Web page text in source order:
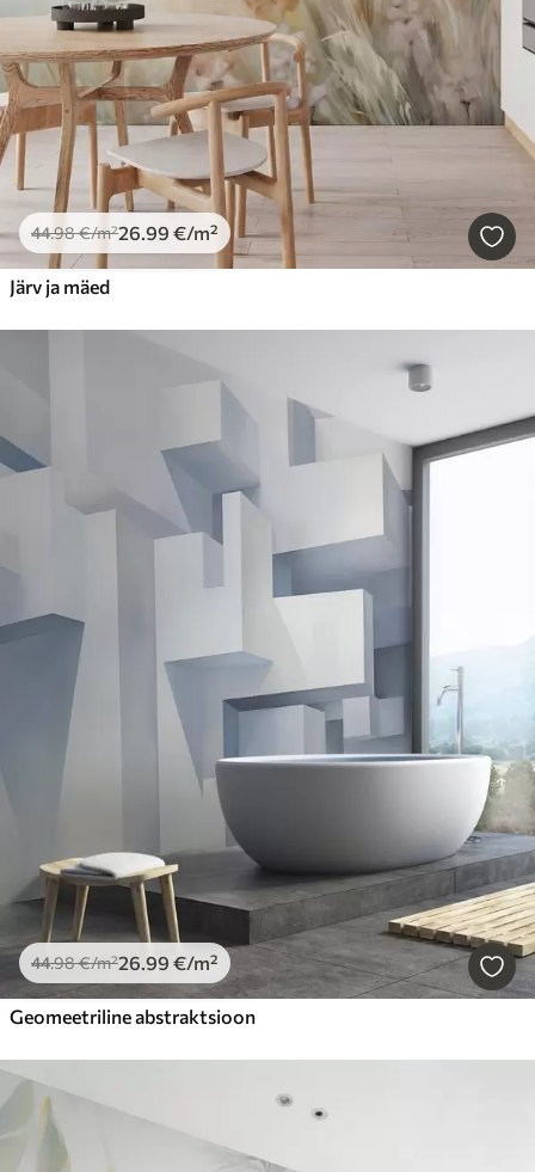
44.98€/m²26.99 €/m²
Järv ja mäed
44.98€/m²26.99 €/m²
Geomeetriline abstraktsioon